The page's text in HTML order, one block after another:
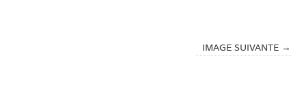
IMAGE SUIVANTE →